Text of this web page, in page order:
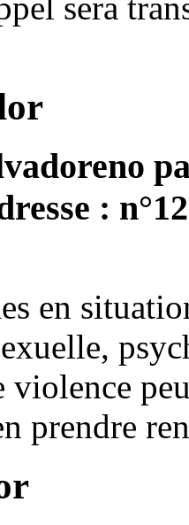
:
en
violence
prendre